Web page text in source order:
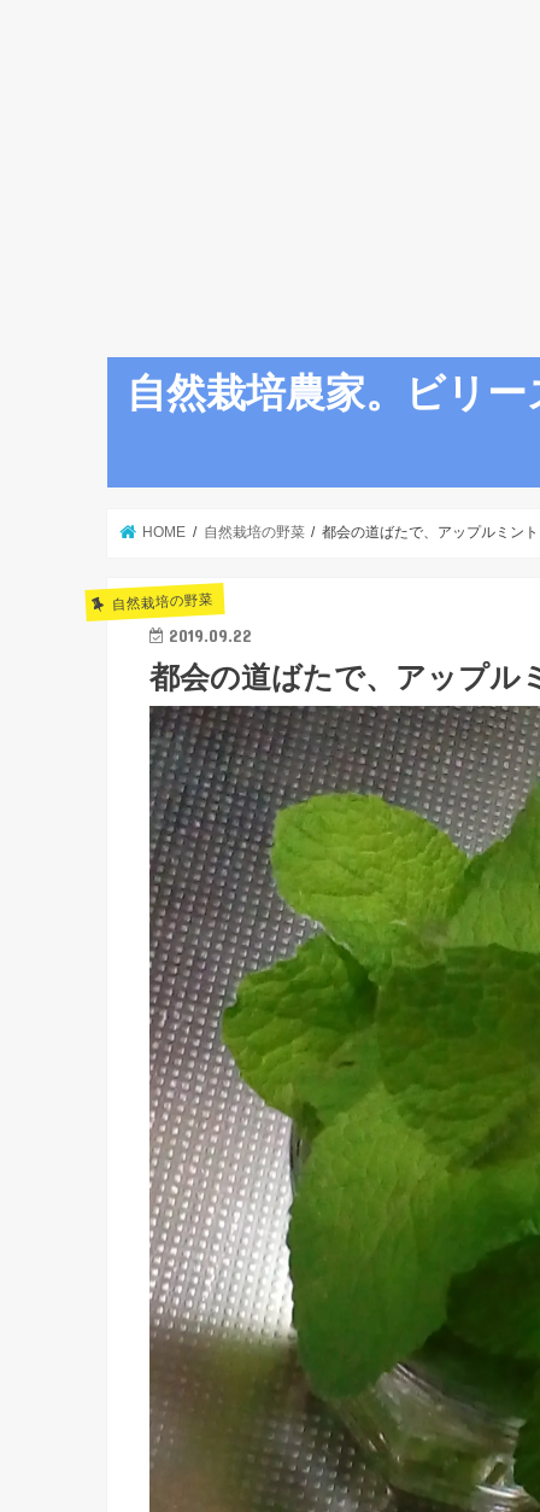
自然栽培農家。ビリ
HOME 自然栽培の野菜 都会の道ばたで、アップルミン
自然栽培の野菜
2019.09.22
都会の道ばたで、アップル